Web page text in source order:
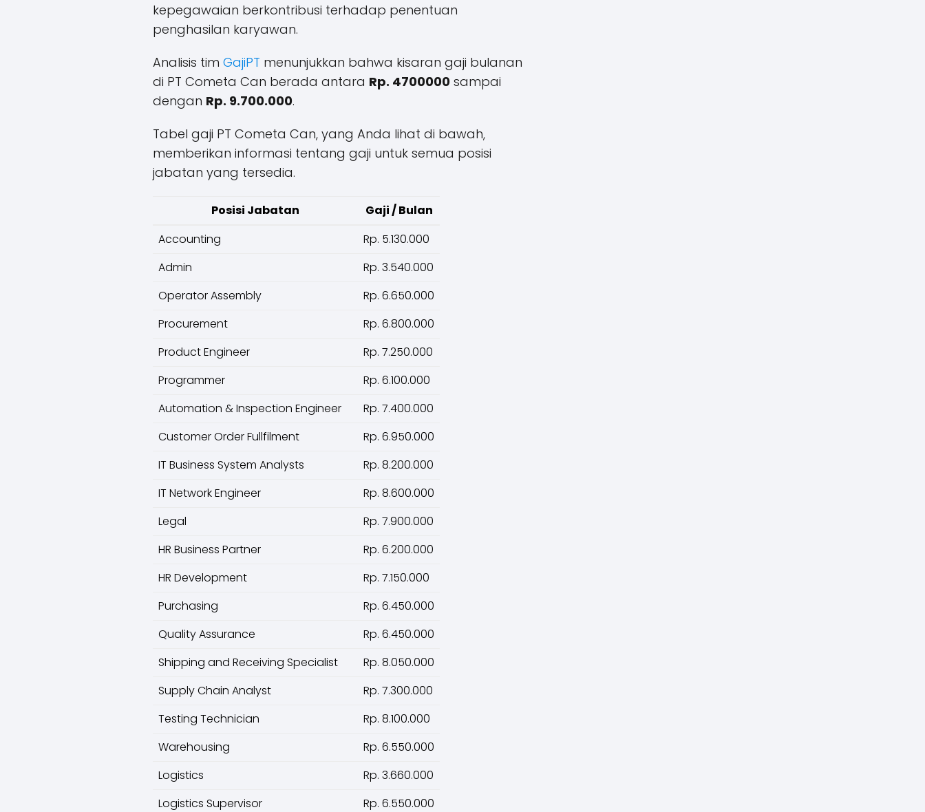
kepegawaian berkontribusi terhadap penentuan
penghasilan karyawan.
Analisis tim GajiPT menunjukkan bahwa kisaran gaji bulanan
di PT Cometa Can berada antara Rp. 4700000 sampai
dengan Rp. 9.700.000.
Tabel gaji PT Cometa Can, yang Anda lihat di bawah,
memberikan informasi tentang gaji untuk semua posisi
jabatan yang tersedia.
Posisi Jabatan
Gaji / Bulan
Accounting
Rp. 5.130.000
Admin
Rp. 3.540.000
Operator Assembly
Rp. 6.650.000
Procurement
Rp. 6.800.000
Product Engineer
Rp. 7.250.000
Programmer
Rp. 6.100.000
Automation & Inspection Engineer
Rp. 7.400.000
Customer Order Fullfilment
Rp. 6.950.000
IT Business System Analysts
Rp. 8.200.000
IT Network Engineer
Rp. 8.600.000
Legal
Rp. 7.900.000
HR Business Partner
Rp. 6.200.000
HR Development
Rp. 7.150.000
Purchasing
Rp. 6.450.000
Quality Assurance
Rp. 6.450.000
Shipping and Receiving Specialist
Rp. 8.050.000
Supply Chain Analyst
Rp. 7.300.000
Testing Technician
Rp. 8.100.000
Warehousing
Rp. 6.550.000
Logistics
Rp. 3.660.000
Logistics Supervisor
Rp. 6.550.000